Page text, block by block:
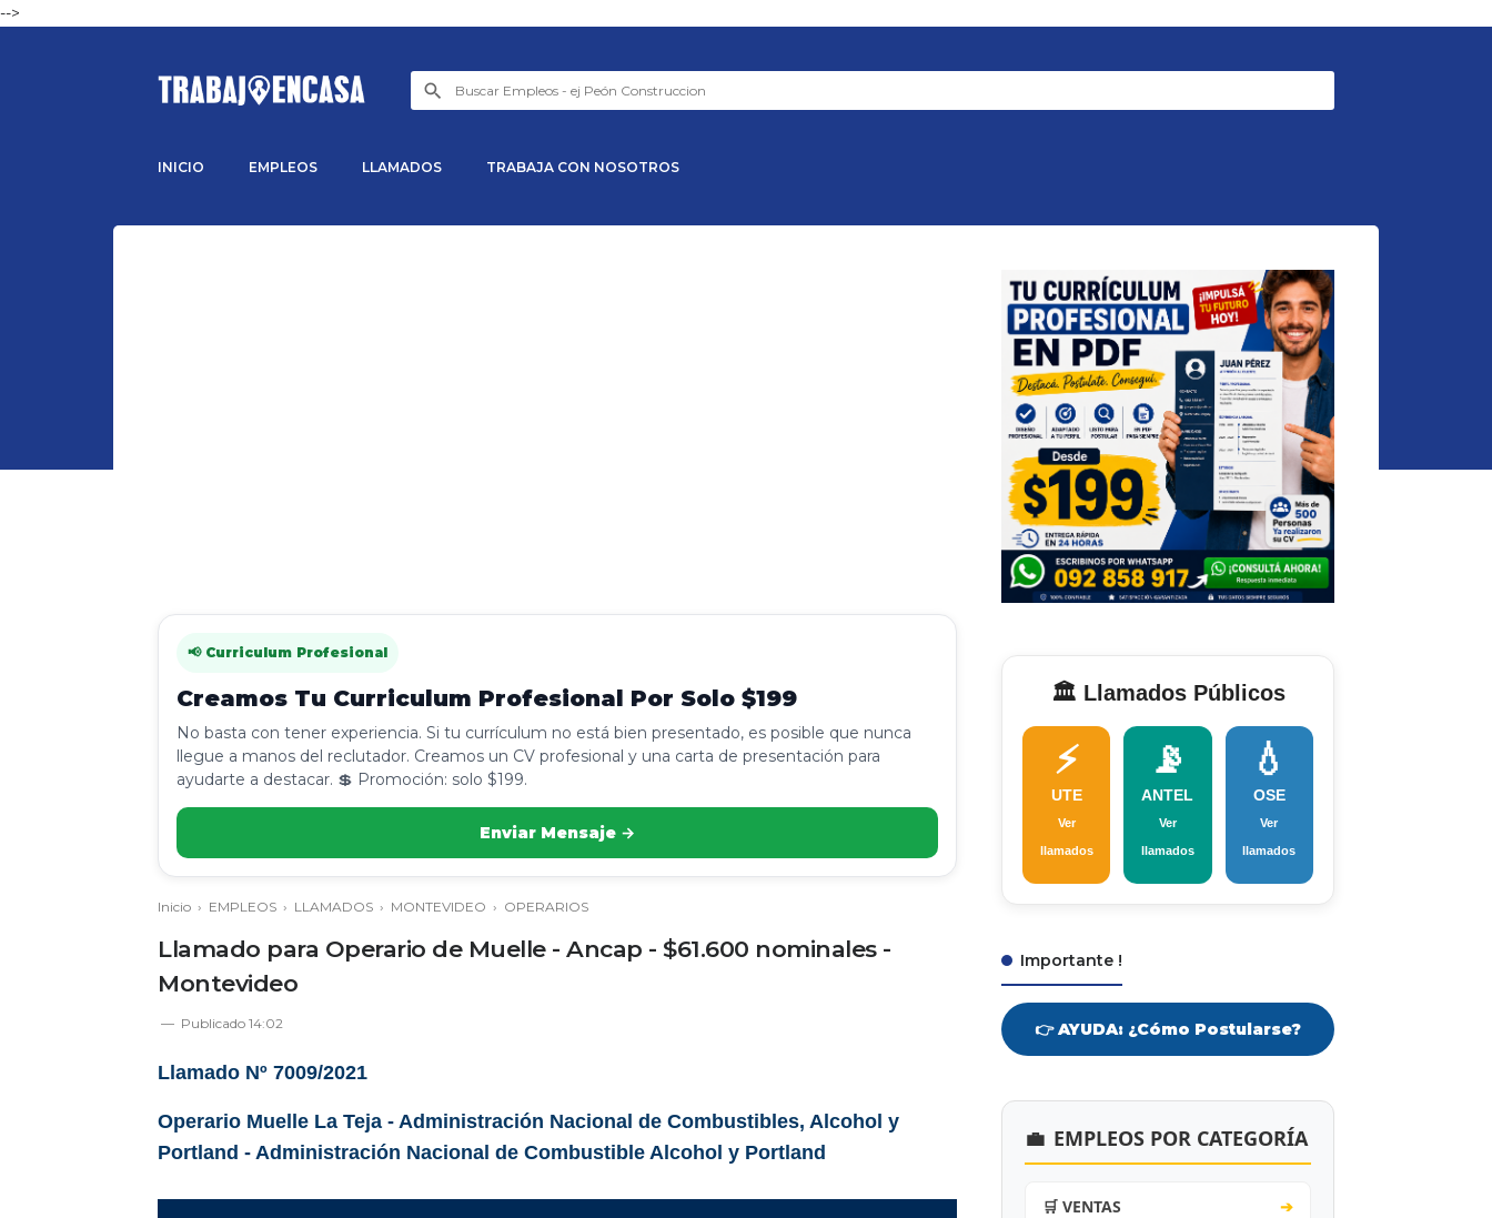
-->
INICIO EMPLEOS LLAMADOS TRABAJA CON NOSOTROS
📢 Curriculum Profesional
Creamos Tu Curriculum Profesional Por Solo $199
No basta con tener experiencia. Si tu currículum no está bien presentado, es posible que nunca
llegue a manos del reclutador. Creamos un CV profesional y una carta de presentación para
ayudarte a destacar. 💲 Promoción: solo $199.
Enviar Mensaje →
Inicio › EMPLEOS › LLAMADOS › MONTEVIDEO › OPERARIOS
Llamado para Operario de Muelle - Ancap - $61.600 nominales -
Montevideo
Publicado 14:02
Llamado Nº 7009/2021
Operario Muelle La Teja - Administración Nacional de Combustibles, Alcohol y
Portland - Administración Nacional de Combustible Alcohol y Portland
🏛️ Llamados Públicos
⚡
UTE
Ver
llamados
📡
ANTEL
Ver
llamados
💧
OSE
Ver
llamados
Importante !
👉 AYUDA: ¿Cómo Postularse?
💼 EMPLEOS POR CATEGORÍA
🛒 VENTAS ➔